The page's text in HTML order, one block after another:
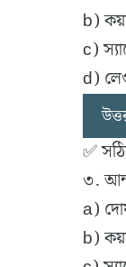
b)
c)
d)
✅
৩.
a)
b)